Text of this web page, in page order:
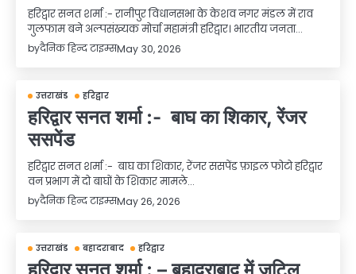
हरिद्वार सनत शर्मा :- रानीपुर विधानसभा के केशव नगर मंडल में राव
गुलफाम बने अल्पसंख्यक मोर्चा महामंत्री हरिद्वार। भारतीय जनता…
byदैनिक हिन्द टाइम्सMay 30, 2026
उत्तराखंड हरिद्वार
हरिद्वार सनत शर्मा :- बाघ का शिकार, रेंजर
ससपेंड
हरिद्वार सनत शर्मा :- बाघ का शिकार, रेंजर ससपेंड फ़ाइल फोटो हरिद्वार
वन प्रभाग में दो बाघों के शिकार मामले…
byदैनिक हिन्द टाइम्सMay 26, 2026
उत्तराखंड बहादराबाद हरिद्वार